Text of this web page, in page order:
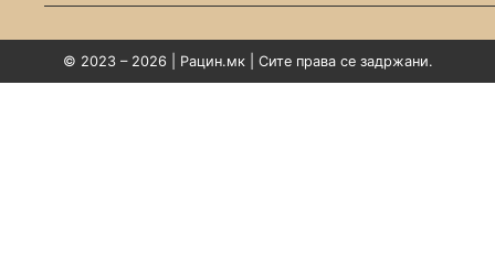
© 2023 – 2026 | Рацин.мк | Сите права се задржани.